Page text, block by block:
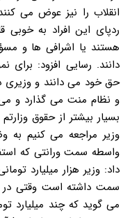
ردپای این افراد به
هستند یا اشرافی ها و
دانند. رسایی افزود: برای
حق خود می دانند و وزیری
و نظام منت می گذارد و
بسیار بیشتر از حقوق
وزیر مراجعه می کنیم به
واسطه سمت ورانتی که
داد: وزیر هزار میلیارد
سمت داشته است وقتی
می گوید که چند میلیارد